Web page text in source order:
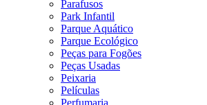
Parafusos
Park Infantil
Parque Aquático
Parque Ecológico
Peças para Fogões
Peças Usadas
Peixaria
Películas
Perfumaria